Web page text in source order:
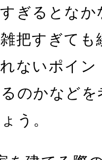
ぎるとな
把すぎても
ないポイ
のかなど
う。